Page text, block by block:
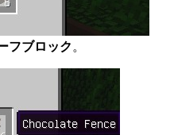
フブロック。